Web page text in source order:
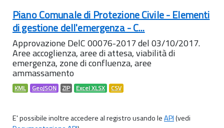
Piano Comunale di Protezione Civile - Elementi
di gestione dell'emergenza - C...
Approvazione DelC 00076-2017 del 03/10/2017.
Aree accoglienza, aree di attesa, viabilità di
emergenza, zone di confluenza, aree
ammassamento
KML GeoJSON ZIP Excel XLSX CSV
E' possibile inoltre accedere al registro usando leAPI(vedi